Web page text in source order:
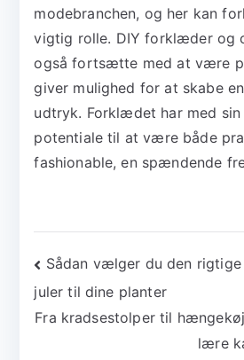
modebranchen, og her kan
vigtig rolle. DIY forklæder og
også fortsætte med at være
giver mulighed for at skabe
udtryk. Forklædet har med
potentiale til at være både
fashionable, en spændende
Sådan vælger du den
juler til dine planter
Fra kradsestolper til
lære